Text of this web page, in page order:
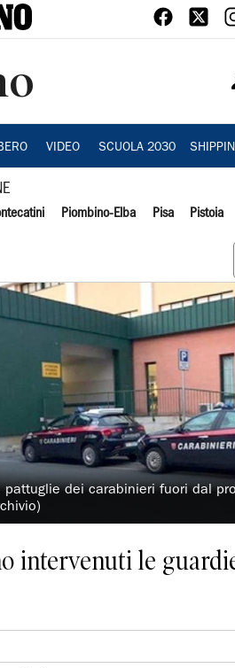
VIDEO SCUOLA 2030
Piombino-Elba Pisa Pistoia
pattuglie dei carabinieri fuori dal
intervenuti le